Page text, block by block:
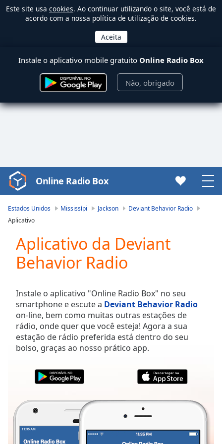
Este site usa cookies. Ao continuar utilizando o site, você está de
acordo com a nossa política de utilização de cookies.
Instale o aplicativo mobile gratuito Online Radio Box
Não, obrigado
Video
Player
loading.
Video
Play
Skip
Backward
Mute
Current
Time0:00
Duration-:-
Loaded:
LIVE
live,
currently
behind
LIVE
Online Radio Box
Estados Unidos Mississípi Jackson
Deviant Behavior Radio
Aplicativo
Aplicativo da Deviant
Behavior Radio
Instale o aplicativo "Online Radio Box" no seu
smartphone e escute a Deviant Behavior Radio
on-line, bem como muitas outras estações de
rádio, onde quer que você esteja! Agora a sua
estação de rádio preferida está dentro do seu
bolso, graças ao nosso prático app.